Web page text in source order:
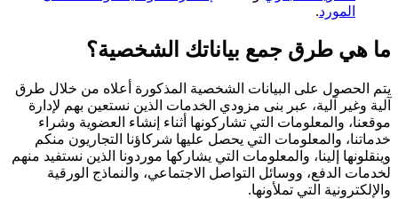
المورد.
ما هي طرق جمع بياناتك الشخصية؟
يتم الحصول على البيانات الشخصية المذكورة أعلاه من خلال طرق
آلية وغير آلية، عبر بنى مزودي الخدمات الذين نستعين بهم لإدارة
موقعنا، والمعلومات التي تشاركونها أثناء إنشاء العضوية وشراء
خدماتنا، والمعلومات التي يحصل عليها شركاؤنا التجاريون منكم
وينقلونها إلينا، والمعلومات التي يشاركها موردونا الذين نستفيد منهم
لخدمات الدفع، ووسائل التواصل الاجتماعي، والنماذج الورقية
والإلكترونية التي تملأونها.